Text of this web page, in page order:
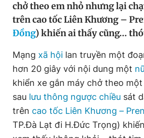
Video
Sản phẩm khác
Tiện ích Bạn
Thông tin tòa soạn Liên hệ
chở theo em nhỏ nhưng lại
trên cao tốc Liên Khương –
Đồng) khiến ai thấy cũng…
Mạng xã hội lan truyền một
hơn 20 giây với nội dung một
khiển xe gắn máy chở theo
sau lưu thông ngược chiều sát
trên cao tốc Liên Khương –
TP.Đà Lạt đi H.Đức Trọng)